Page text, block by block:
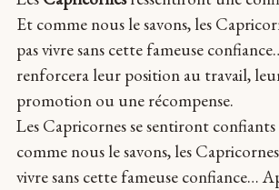
Et comme nous le savons, les
pas vivre sans cette fameuse
renforcera leur position au travail,
promotion ou une récompense.
Les Capricornes se sentiront confiants
comme nous le savons, les
vivre sans cette fameuse confiance…